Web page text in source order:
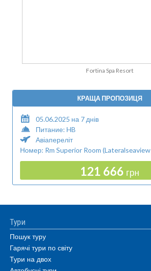
Fortina Spa Resort
КРАЩА ПРОПОЗИЦЯ
05.06.2025 на 7 днів
Питание: HB
Авіапереліт
Номер: Rm Superior Room (Lateralseaview
121 666 грн
Тури
Пошук туру
Гарячі тури по світу
Тури на двох